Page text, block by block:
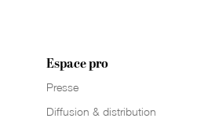
Espace pro
Presse
Diffusion & distribution